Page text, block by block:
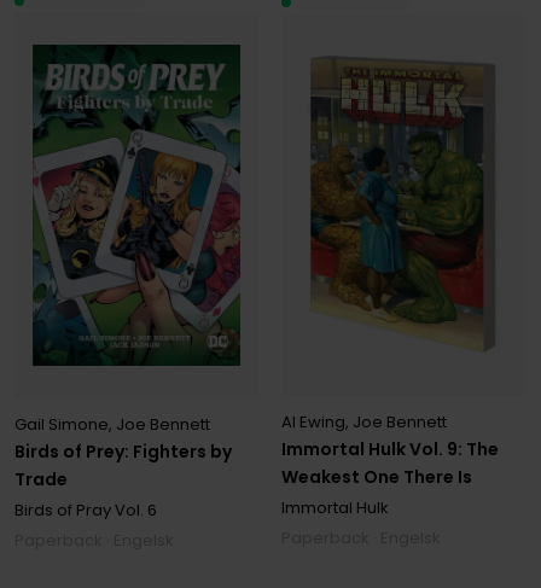
Birds of Prey: Fighters by
Trade
Gail Simone, Joe Bennett
Birds of PrayVol. 6
Immortal Hulk Vol. 9: The
Weakest One There Is
Al Ewing, Joe Bennett
Immortal Hulk